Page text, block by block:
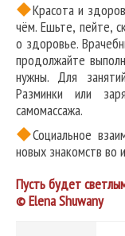
Красота и
чём. Ешьте, пейте,
о здоровье.
продолжайте
нужны. Для
Разминки или
самомассажа.
Социальное
новых знакомств во
Пусть будет
© Elena Shuwany